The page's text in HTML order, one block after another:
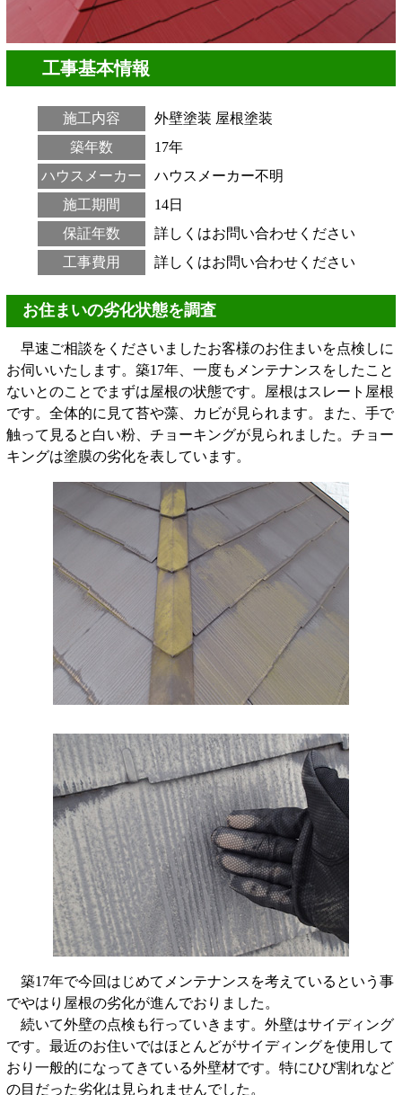
工事基本情報
施工内容 外壁塗装 屋根塗装
築年数
17年
ハウスメーカー
ハウスメーカー不明
施工期間
14日
保証年数
詳しくはお問い合わせください
工事費用
詳しくはお問い合わせください
お住まいの劣化状態を調査
早速ご相談をくださいましたお客様のお住まいを点検しに
お伺いいたします。築17年、一度もメンテナンスをしたこと
ないとのことでまずは屋根の状態です。屋根はスレート屋根
です。全体的に見て苔や藻、カビが見られます。また、手で
触って見ると白い粉、チョーキングが見られました。チョー
キングは塗膜の劣化を表しています。
築17年で今回はじめてメンテナンスを考えているという事
でやはり屋根の劣化が進んでおりました。
続いて外壁の点検も行っていきます。外壁はサイディング
です。最近のお住いではほとんどがサイディングを使用して
おり一般的になってきている外壁材です。特にひび割れなど
の目だった劣化は見られませんでした。